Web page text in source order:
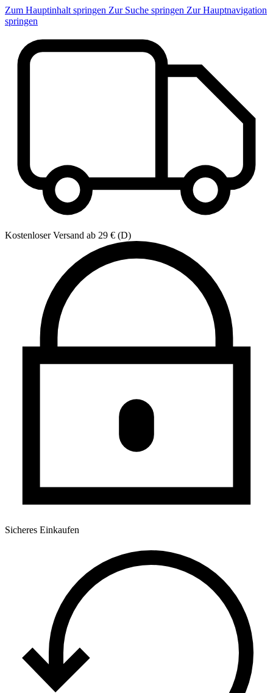
Zum Hauptinhalt springen Zur Suche springen Zur Hauptnavigation
springen
Kostenloser Versand ab 29 € (D)
Sicheres Einkaufen